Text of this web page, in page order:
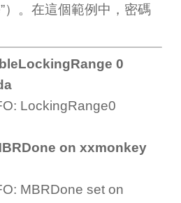
）。在這個範例中，密碼
0
LockingRange0
on xxmonkey
MBRDone set on